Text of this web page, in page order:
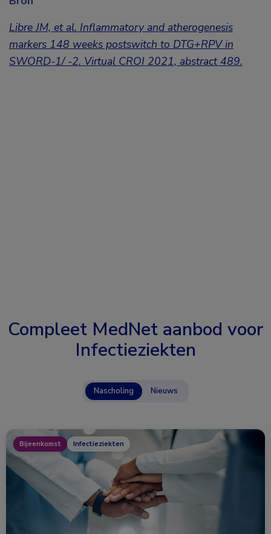
Libre JM, et al. Inflammatory and atherogenesis
markers 148 weeks postswitch to DTG+RPV in
SWORD-1/ -2. Virtual CROI 2021, abstract 489.
Compleet MedNet aanbod voor
Infectieziekten
Nascholing Nieuws
Bijeenkomst Infectieziekten